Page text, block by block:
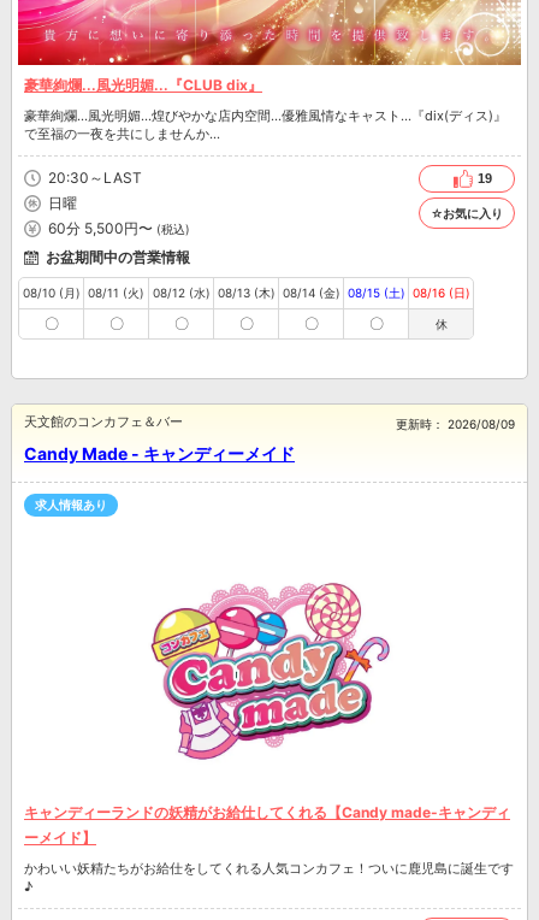
豪華絢爛...風光明媚...『CLUB dix』
豪華絢爛...風光明媚...煌びやかな店内空間...優雅風情なキャスト...『dix(ディス)』
で至福の一夜を共にしませんか...
20:30～LAST
日曜
60分 5,500円〜 (税込)
19
☆お気に入り
お盆期間中の営業情報
08/10 (月)
〇
08/11 (火)
〇
08/12 (水)
〇
08/13 (木)
〇
08/14 (金)
〇
08/15 (土)
〇
08/16 (日)
休
Candy Made - キャンディーメイド
天文館のコンカフェ＆バー 更新時： 2026/08/09
求人情報あり
キャンディーランドの妖精がお給仕してくれる【Candy made-キャンディ
ーメイド】
かわいい妖精たちがお給仕をしてくれる人気コンカフェ！ついに鹿児島に誕生です
♪